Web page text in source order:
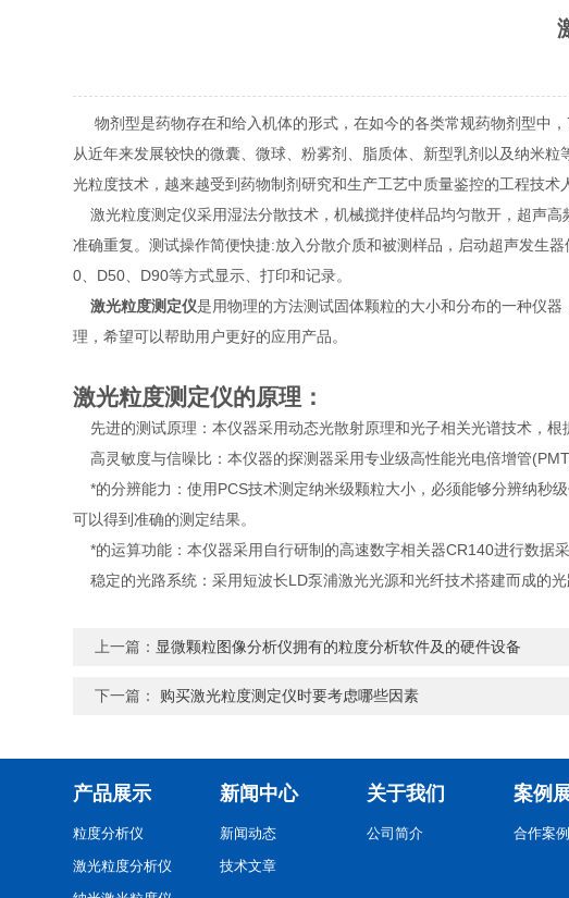
物剂型是药物存在和给入机体的形式，在如今的各类常规药物剂型中
从近年来发展较快的微囊、微球、粉雾剂、脂质体、新型乳剂以及纳米
光粒度技术，越来越受到药物制剂研究和生产工艺中质量鉴控的工程技术
激光粒度测定仪采用湿法分散技术，机械搅拌使样品均匀散开，超声
准确重复。测试操作简便快捷:放入分散介质和被测样品，启动超声发生
0、D50、D90等方式显示、打印和记录。
激光粒度测定仪是用物理的方法测试固体颗粒的大小和分布的一种仪
理，希望可以帮助用户更好的应用产品。
激光粒度测定仪的原理：
先进的测试原理：本仪器采用动态光散射原理和光子相关光谱技术，根
高灵敏度与信噪比：本仪器的探测器采用专业级高性能光电倍增管
*的分辨能力：使用PCS技术测定纳米级颗粒大小，必须能够分辨纳秒
可以得到准确的测定结果。
*的运算功能：本仪器采用自行研制的高速数字相关器CR140进行数据
稳定的光路系统：采用短波长LD泵浦激光光源和光纤技术搭建而成的
上一篇： 显微颗粒图像分析仪拥有的粒度分析软件及的硬件设备
下一篇： 购买激光粒度测定仪时要考虑哪些因素
产品展示
粒度分析仪
激光粒度分析仪
新闻中心
新闻动态
技术文章
关于我们
公司简介
案例
合作案例